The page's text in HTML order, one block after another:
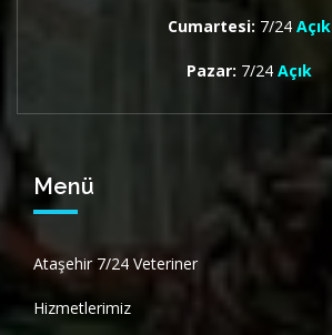
Cumartesi: 7/24 Açık
Pazar: 7/24 Açık
Menü
Ataşehir 7/24 Veteriner
Hizmetlerimiz